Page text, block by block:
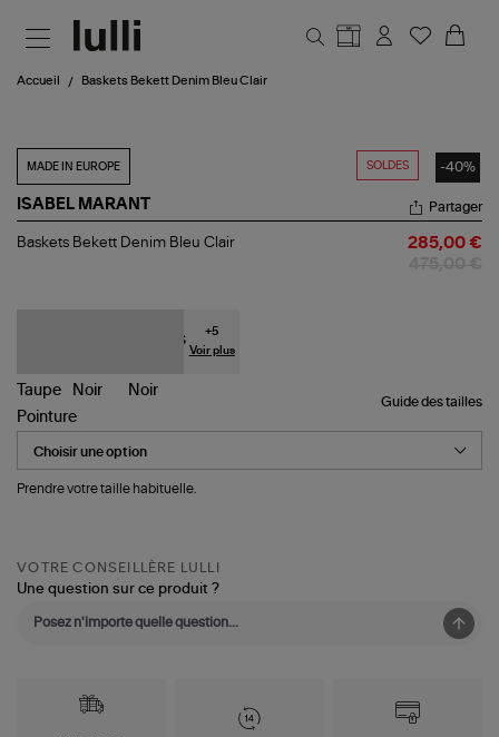
Accueil Baskets Bekett Denim Bleu Clair
SOLDES -40%
MADE IN EUROPE
ISABEL MARANT
Baskets
Partager
Baskets Bekett Denim Bleu Clair 285,00 €
+5
Voir plus
Guide des tailles
Pointure
Prendre votre taille habituelle.
VOTRE CONSEILLÈRE LULLI
Une question sur ce produit ?